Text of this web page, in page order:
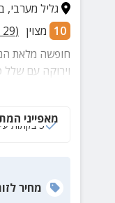
גליל מערבי,
10 מצוין (
29
חופשה מלאת
וירוקה עם שלל
ומפנקת
מאפייני
5 בקתות עץ
מחיר